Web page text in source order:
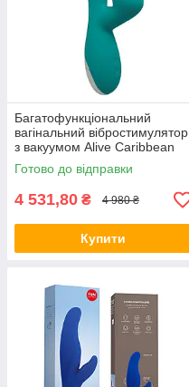
Багатофункціональний
вагінальний вібростимулятор
з вакуумом Alive Caribbean
Blue Синій
Готово до відправки
4 531,80 ₴ 4 980 ₴
Купити